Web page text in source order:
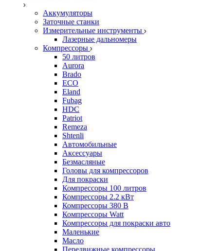
Аккумуляторы
Заточные станки
Измерительные инструменты
Лазерные дальномеры
Компрессоры
50 литров
Aurora
Brado
ECO
Eland
Fubag
HDC
Patriot
Remeza
Shtenli
Автомобильные
Аксессуары
Безмасляные
Головы для компрессоров
Для покраски
Компрессоры 100 литров
Компрессоры 2.2 кВт
Компрессоры 380 В
Компрессоры Watt
Компрессоры для покраски авто
Маленькие
Масло
Передвижные компрессоры